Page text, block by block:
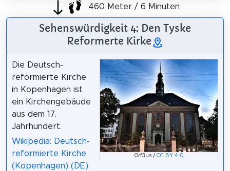
460 Meter / 6 Minuten
Sehenswürdigkeit 4: Den Tyske
Reformerte Kirke
Orf3us / CC BY 4.0
Die Deutsch-
reformierte Kirche
in Kopenhagen ist
ein Kirchengebäude
aus dem 17.
Jahrhundert.
Wikipedia: Deutsch-
reformierte Kirche
(Kopenhagen) (DE)